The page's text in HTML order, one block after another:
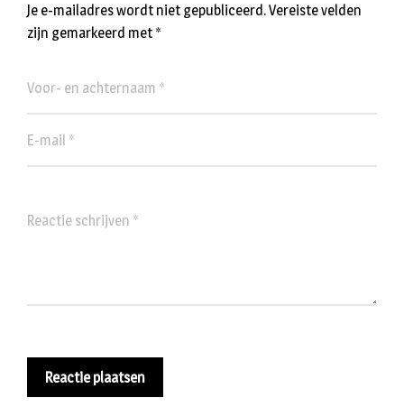
Je e-mailadres wordt niet gepubliceerd.Vereiste velden
zijn gemarkeerd met *